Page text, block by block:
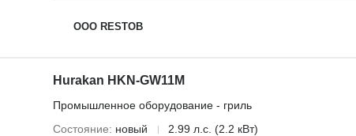
OOO RESTOB
Hurakan HKN-GW11M
Промышленное оборудование - гриль
Состояние
новый 2.99 л.с. (2.2 кВт)